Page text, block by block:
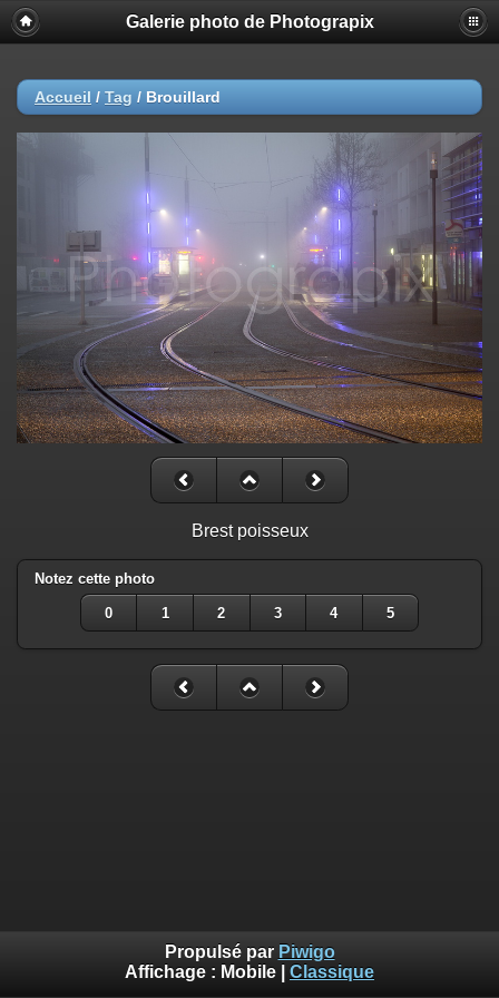
Galerie photo de Photograpix
Accueil / Tag / Brouillard
Brest poisseux
Notez cette photo
0 1 2 3 4 5
Propulsé par Piwigo
Affichage : Mobile Classique